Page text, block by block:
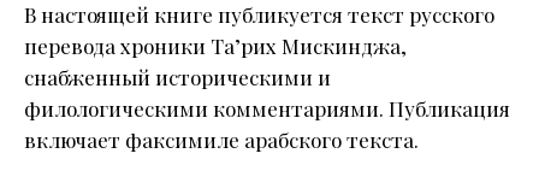
В настоящей книге публикуется текст русского
перевода хроники Та’рих Мискинджа,
снабженный историческими и
филологическими комментариями. Публикация
включает факсимиле арабского текста.